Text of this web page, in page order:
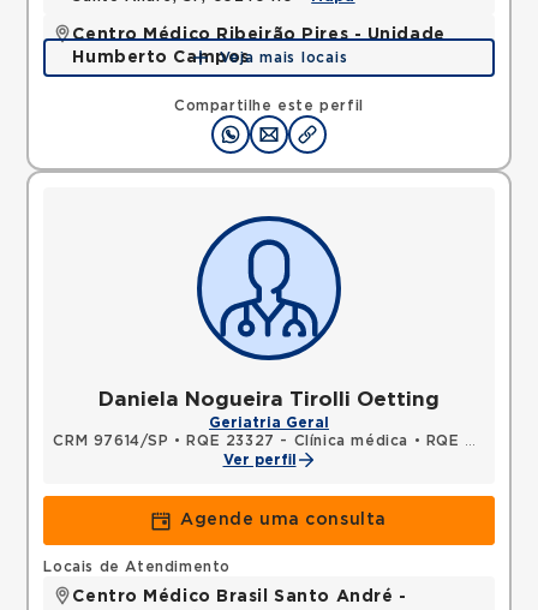
Compartilhe este perfil
Centro Médico Ribeirão Pires - Unidade
Humberto Campos
Avenida Humberto de Campos, Suissa, Ribeirao
Pires, SP, 09424600 •Mapa
Veja mais locais
Daniela Nogueira Tirolli Oetting
Geriatria Geral
CRM 97614/SP • RQE 23327 - Clínica médica •
RQE 23328 - Geriatria
Ver perfil
Agende uma consulta
Locais de Atendimento
Centro Médico Brasil Santo André -